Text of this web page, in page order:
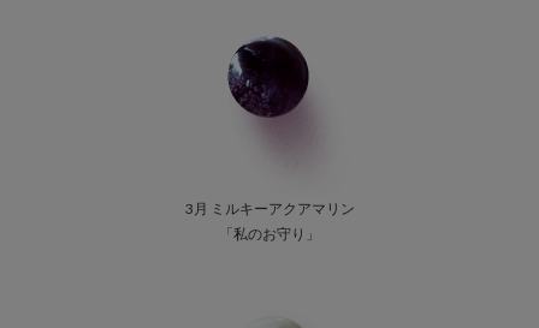
3月 ミルキーアクアマリン
「私のお守り」